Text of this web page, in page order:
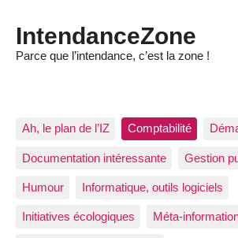
IntendanceZone
Parce que l’intendance, c’est la zone !
Ah, le plan de l’IZ Comptabilité
Documentation intéressante Gestion
Humour Informatique, outils logiciels
Initiatives écologiques Méta-